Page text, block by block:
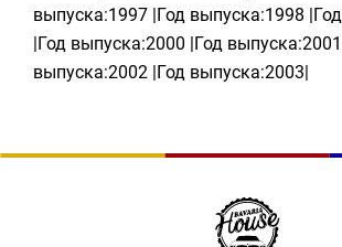
выпуска:1997 |Год выпуска:1998
|Год выпуска:2000 |Год
выпуска:2002 |Год выпуска:2003|